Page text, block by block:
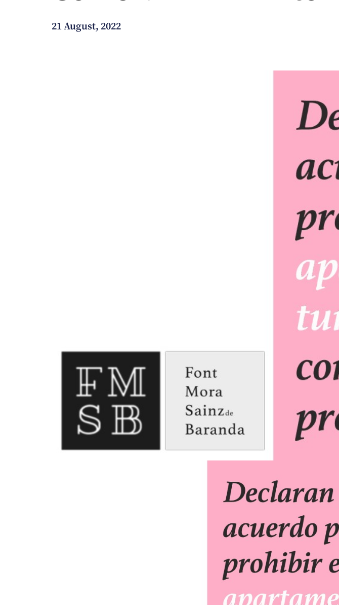
Wie können wir Ihnen helfen?
21 August, 2022